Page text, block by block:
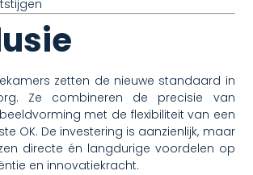
zetten de nieuwe standaard in
Ze combineren de precisie van
met de flexibiliteit van een
OK. De investering is aanzienlijk, maar
directe én langdurige voordelen op
en innovatiekracht.